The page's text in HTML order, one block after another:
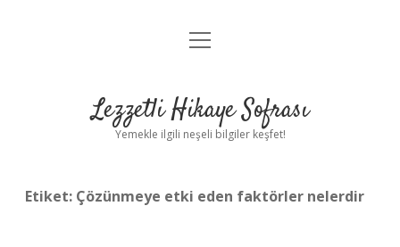
Anasayfa
Yasal Uyarı
menüyü
Lezzetli Hikaye Sofrası
Yemekle ilgili neşeli bilgiler keşfet!
Etiket: Çözünmeye etki eden faktörler nelerdir